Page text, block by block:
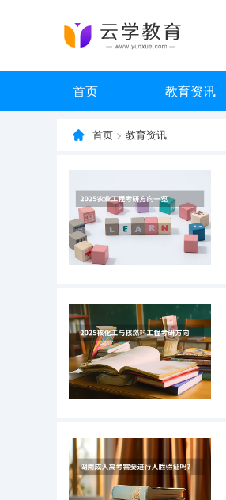
首页 教育资讯
首页 > 教育资讯